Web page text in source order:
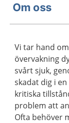
Om oss
Vi tar hand
övervakning
svårt sjuk,
skadat dig i
kritiska
problem att
Ofta behöver